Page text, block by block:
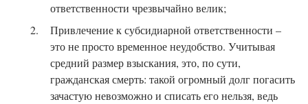
ответственности чрезвычайно велик;
Привлечение к субсидиарной ответственности –
это не просто временное неудобство. Учитывая
средний размер взыскания, это, по сути,
гражданская смерть: такой огромный долг погасить
зачастую невозможно и списать его нельзя, ведь